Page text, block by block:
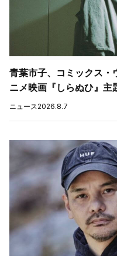
青葉市子、コミックス・
ニメ映画『しらぬひ』主
ニュース2026.8.7